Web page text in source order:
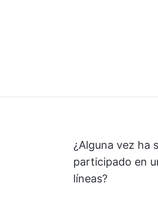
¿Alguna vez ha
participado en
líneas?